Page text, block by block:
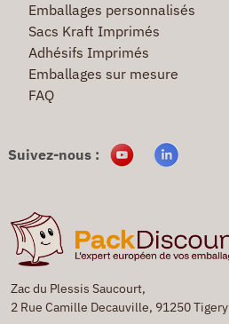
Zac du Plessis Saucourt,
2 Rue Camille Decauville, 91250 Tigery
Emballages personnalisés
Sacs Kraft Imprimés
Adhésifs Imprimés
Emballages sur mesure
FAQ
Suivez-nous :